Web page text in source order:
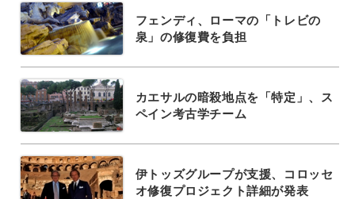
フェンディ、ローマの「トレビの
泉」の修復費を負担
カエサルの暗殺地点を「特定」、ス
ペイン考古学チーム
伊トッズグループが支援、コロッセ
オ修復プロジェクト詳細が発表